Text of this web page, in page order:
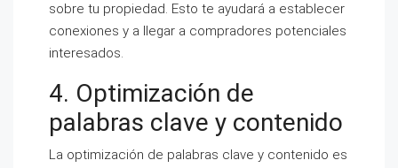
sobre tu propiedad. Esto te ayudará a establecer
conexiones y a llegar a compradores potenciales
interesados.
4. Optimización de
palabras clave y contenido
La optimización de palabras clave y contenido es